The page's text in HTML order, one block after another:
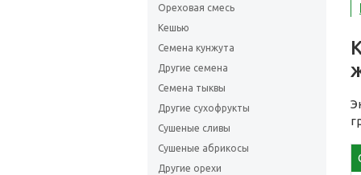
Ореховая смесь
Кешью
Семена кунжута
Другие семена
Семена тыквы
Другие сухофрукты
Сушеные сливы
Сушеные абрикосы
Другие орехи